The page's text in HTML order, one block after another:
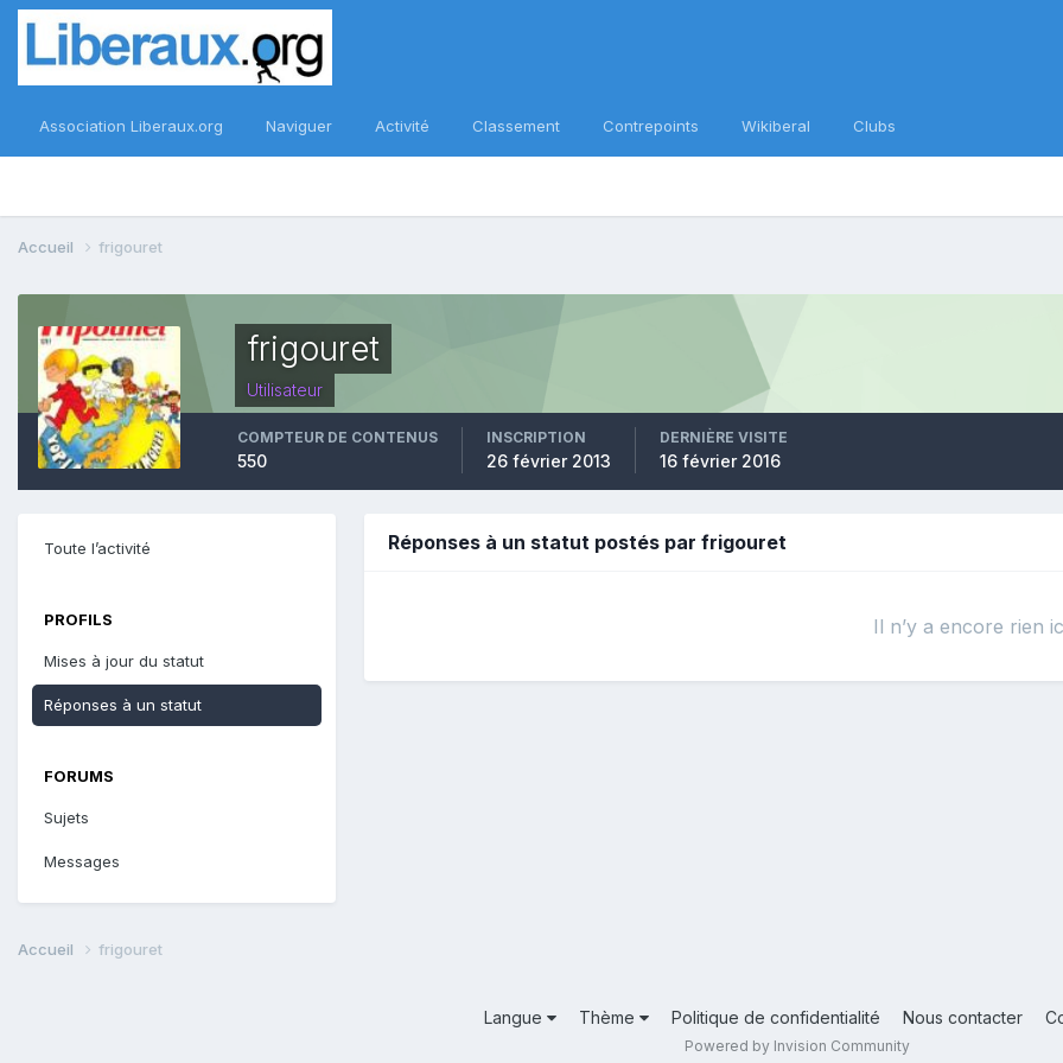
Association Liberaux.org Naviguer Activité Classement Contrepoints Wikiberal Clubs
Accueil frigouret
frigouret
Utilisateur
COMPTEUR DE CONTENUS
550
INSCRIPTION
26 février 2013
DERNIÈRE VISITE
16 février 2016
Toute l’activité
PROFILS
Mises à jour du statut
Réponses à un statut
FORUMS
Sujets
Messages
Réponses à un statut postés par frigouret
Il n’y a encore rien
Accueil frigouret
Langue Thème Politique de confidentialité Nous contacter
Powered by Invision Community